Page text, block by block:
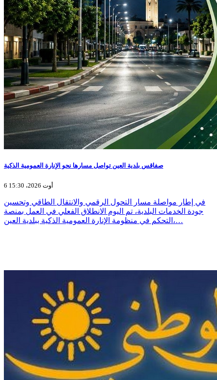
صفاقس بلدية العين تواصل مسارها نحو الإنارة العمومية الذكية
6 أوت 2026، 15:30
في إطار مواصلة مسار التحول الرقمي والانتقال الطاقي وتحسين
جودة الخدمات البلدية، تم اليوم الانطلاق الفعلي في العمل بمنصة
التحكم في منظومة الإنارة العمومية الذكية ببلدية العين،…